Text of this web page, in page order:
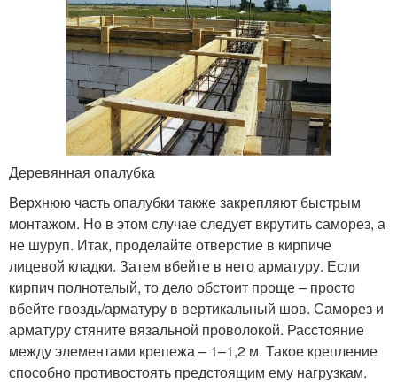
Деревянная опалубка
Верхнюю часть опалубки также закрепляют быстрым
монтажом. Но в этом случае следует вкрутить саморез, а
не шуруп. Итак, проделайте отверстие в кирпиче
лицевой кладки. Затем вбейте в него арматуру. Если
кирпич полнотелый, то дело обстоит проще – просто
вбейте гвоздь/арматуру в вертикальный шов. Саморез и
арматуру стяните вязальной проволокой. Расстояние
между элементами крепежа – 1–1,2 м. Такое крепление
способно противостоять предстоящим ему нагрузкам.